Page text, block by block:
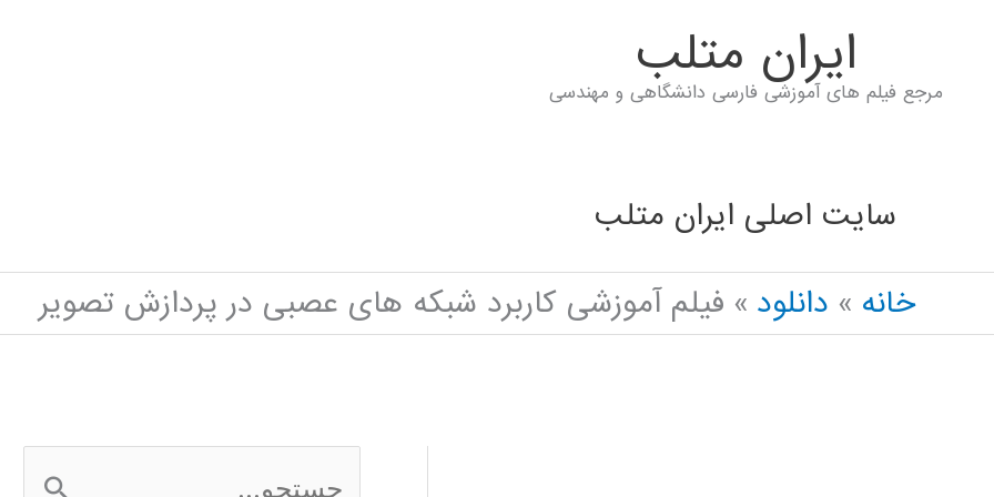
ايران متلب
مرجع فیلم های آموزشی فارسی دانشگاهی و مهندسی
سایت اصلی ایران متلب
خانه
دانلود فیلم آموزشی کاربرد شبکه های عصبی در پردازش تصویر